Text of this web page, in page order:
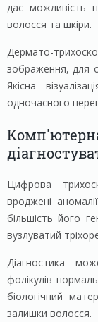
дає можливість
волосся та шкіри.
Дермато-
зображення, для
Якісна
одночасного
Цифрова
вроджені
більшість його
вузлуватий
Діагностика
фолікулів
біологічний
залишки волосся.